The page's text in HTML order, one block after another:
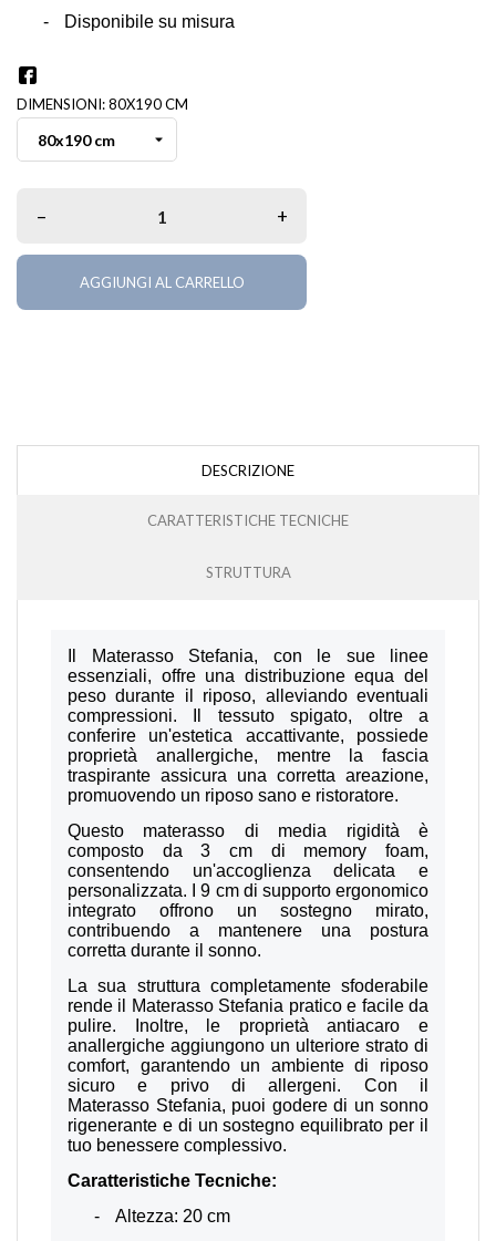
-
Disponibile su misura
DIMENSIONI: 80X190 CM
– +
AGGIUNGI AL CARRELLO
DESCRIZIONE
CARATTERISTICHE TECNICHE
STRUTTURA
Il Materasso Stefania, con le sue linee
essenziali, offre una distribuzione equa del
peso durante il riposo, alleviando eventuali
compressioni. Il tessuto spigato, oltre a
conferire un'estetica accattivante, possiede
proprietà anallergiche, mentre la fascia
traspirante assicura una corretta areazione,
promuovendo un riposo sano e ristoratore.
Questo materasso di media rigidità è
composto da 3 cm di memory foam,
consentendo un'accoglienza delicata e
personalizzata. I 9 cm di supporto ergonomico
integrato offrono un sostegno mirato,
contribuendo a mantenere una postura
corretta durante il sonno.
La sua struttura completamente sfoderabile
rende il Materasso Stefania pratico e facile da
pulire. Inoltre, le proprietà antiacaro e
anallergiche aggiungono un ulteriore strato di
comfort, garantendo un ambiente di riposo
sicuro e privo di allergeni. Con il
Materasso Stefania, puoi godere di un sonno
rigenerante e di un sostegno equilibrato per il
tuo benessere complessivo.
Caratteristiche Tecniche:
-
Altezza: 20 cm